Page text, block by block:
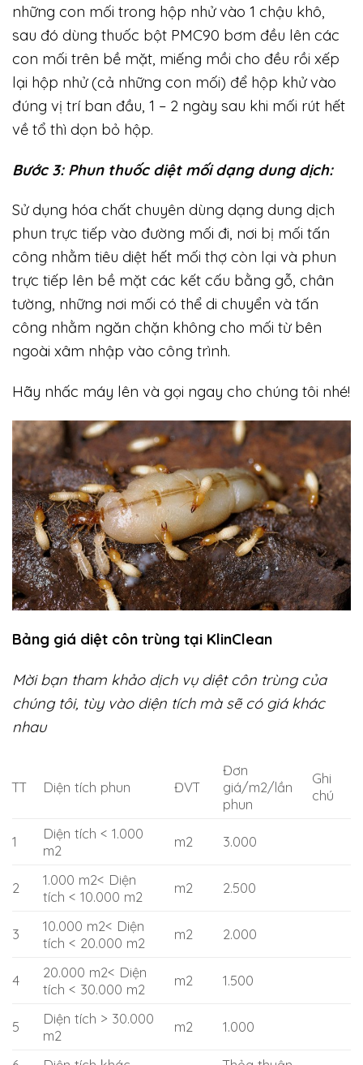
những con mối trong hộp nhử vào 1 chậu khô,
sau đó dùng thuốc bột PMC90 bơm đều lên các
con mối trên bề mặt, miếng mồi cho đều rồi xếp
lại hộp nhử (cả những con mối) để hộp khử vào
đúng vị trí ban đầu, 1 – 2 ngày sau khi mối rút hết
về tổ thì dọn bỏ hộp.
Bước 3: Phun thuốc diệt mối dạng dung dịch:
Sử dụng hóa chất chuyên dùng dạng dung dịch
phun trực tiếp vào đường mối đi, nơi bị mối tấn
công nhằm tiêu diệt hết mối thợ còn lại và phun
trực tiếp lên bề mặt các kết cấu bằng gỗ, chân
tường, những nơi mối có thể di chuyển và tấn
công nhằm ngăn chặn không cho mối từ bên
ngoài xâm nhập vào công trình.
Hãy nhấc máy lên và gọi ngay cho chúng tôi nhé!
Bảng giá diệt côn trùng tại KlinClean
Mời bạn tham khảo dịch vụ diệt côn trùng của
chúng tôi, tùy vào diện tích mà sẽ có giá khác
nhau
TT Diện tích phun ĐVT
Đơn
giá/m2/lần
phun
Ghi
chú
1
Diện tích < 1.000
m2
m2 3.000
2
1.000 m2< Diện
tích < 10.000 m2
m2 2.500
3
10.000 m2< Diện
tích < 20.000 m2
m2 2.000
4
20.000 m2< Diện
tích < 30.000 m2
m2 1.500
5
Diện tích > 30.000
m2
m2 1.000